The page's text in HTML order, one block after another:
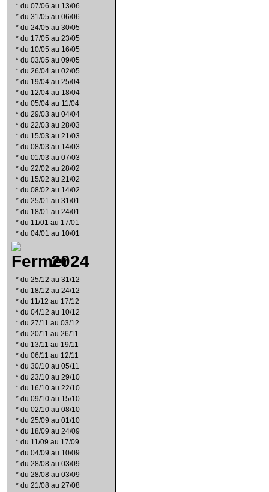
* du 07/06 au 13/06
* du 31/05 au 06/06
* du 24/05 au 30/05
* du 17/05 au 23/05
* du 10/05 au 16/05
* du 03/05 au 09/05
* du 26/04 au 02/05
* du 19/04 au 25/04
* du 12/04 au 18/04
* du 05/04 au 11/04
* du 29/03 au 04/04
* du 22/03 au 28/03
* du 15/03 au 21/03
* du 08/03 au 14/03
* du 01/03 au 07/03
* du 22/02 au 28/02
* du 15/02 au 21/02
* du 08/02 au 14/02
* du 25/01 au 31/01
* du 18/01 au 24/01
* du 11/01 au 17/01
* du 04/01 au 10/01
2024
* du 25/12 au 31/12
* du 18/12 au 24/12
* du 11/12 au 17/12
* du 04/12 au 10/12
* du 27/11 au 03/12
* du 20/11 au 26/11
* du 13/11 au 19/11
* du 06/11 au 12/11
* du 30/10 au 05/11
* du 23/10 au 29/10
* du 16/10 au 22/10
* du 09/10 au 15/10
* du 02/10 au 08/10
* du 25/09 au 01/10
* du 18/09 au 24/09
* du 11/09 au 17/09
* du 04/09 au 10/09
* du 28/08 au 03/09
* du 28/08 au 03/09
* du 21/08 au 27/08